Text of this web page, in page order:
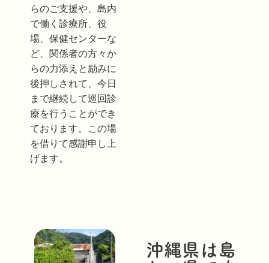
らのご支援や、島内
で働く診療所、役
場、保健センターな
ど、関係者の方々か
らの力添えと励みに
後押しされて、今日
まで継続して巡回診
療を行うことができ
ております。この場
を借りて感謝申し上
げます。
沖縄県は島